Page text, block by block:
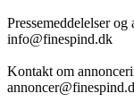
Pressemeddelelser og
info@finespind.dk
Kontakt om